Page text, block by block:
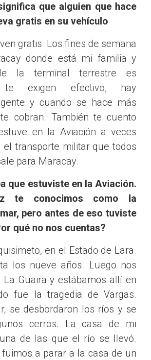
que alguien que hace
gratis en su vehículo
gratis. Los fines de semana
donde está mi familia y
la terminal terrestre es
te exigen efectivo, hay
y cuando se hace más
cobran. También te cuento
en la Aviación a veces
el transporte militar que todos
para Maracay.
que estuviste en la Aviación.
te conocimos como la
pero antes de eso tuviste
qué no nos cuentas?
en el Estado de Lara.
los nueve años. Luego nos
Guaira y estábamos allí en
fue la tragedia de Vargas.
se desbordaron los ríos y se
cerros. La casa de mi
de las que el río se llevó.
a parar a la casa de un